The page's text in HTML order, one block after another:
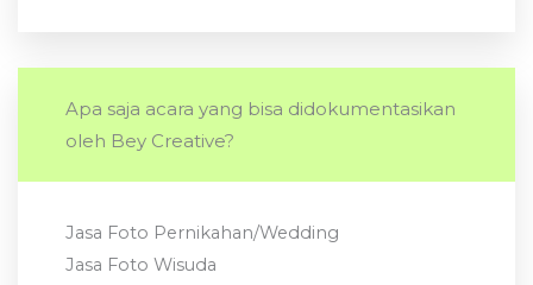
Apa saja acara yang bisa didokumentasikan
oleh Bey Creative?
Jasa Foto Pernikahan/Wedding
Jasa Foto Wisuda